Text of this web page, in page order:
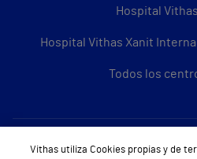
Hospital
Hospital Vithas Xanit
Todos los
Sobre
Vithas utiliza Cookies propias y de